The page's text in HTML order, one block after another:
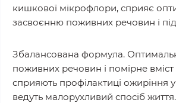
кишкової мікрофлори, сприяє
засвоєнню поживних речовин і
Збалансована формула.
поживних речовин і помірне вміст
сприяють профілактиці ожиріння у
ведуть малорухливий спосіб життя.